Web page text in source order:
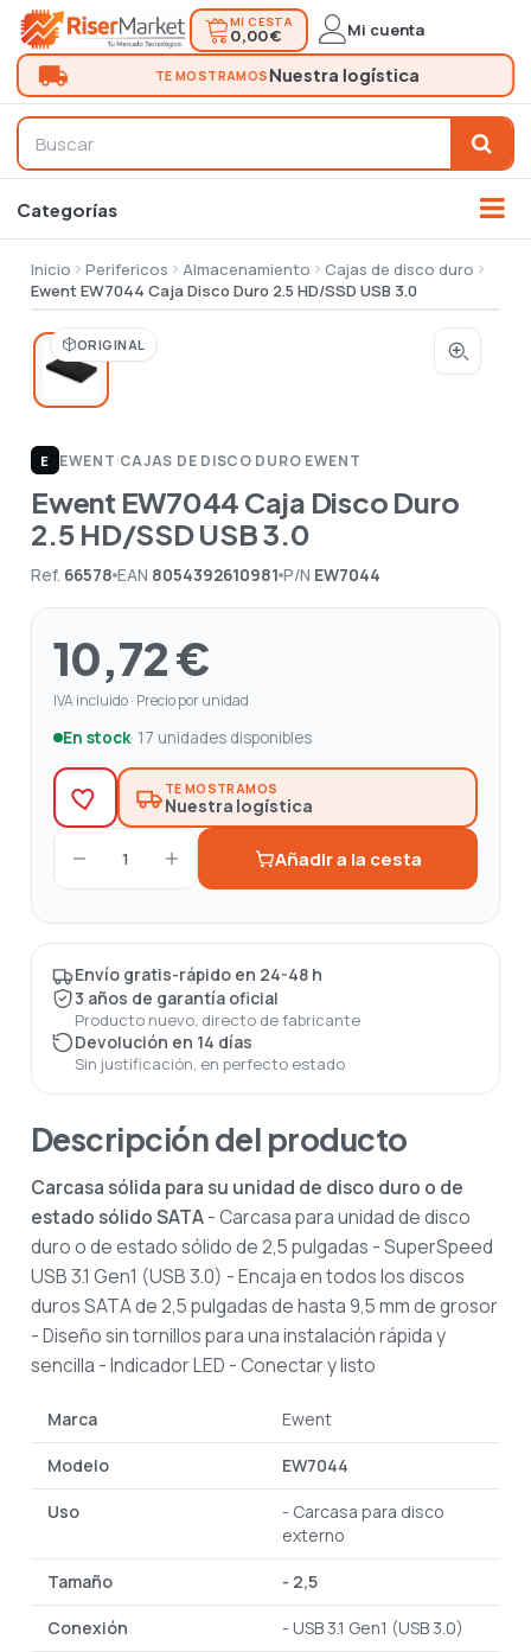
MI CESTA
0,00 € Mi cuenta
Inicio Perifericos Almacenamiento
Cajas de disco duro
Ewent EW7044 Caja Disco Duro 2.5 HD/SSD USB 3.0
ORIGINAL
E EWENT|CAJAS DE DISCO DURO EWENT
Ewent EW7044 Caja Disco Duro
2.5 HD/SSD USB 3.0
Ref. 66578 EAN 8054392610981 P/N EW7044
10,72 €
IVA incluido · Precio por unidad
En stock· 17 unidades disponibles
TE MOSTRAMOS
Nuestra logística
1 Añadir a la cesta
Envío gratis-rápido en 24-48 h
3 años de garantía oficial
Producto nuevo, directo de fabricante
Devolución en 14 días
Sin justificación, en perfecto estado
Descripción del producto
Carcasa sólida para su unidad de disco duro o de
estado sólido SATA- Carcasa para unidad de disco
duro o de estado sólido de 2,5 pulgadas - SuperSpeed
USB 3.1 Gen1 (USB 3.0) - Encaja en todos los discos
duros SATA de 2,5 pulgadas de hasta 9,5 mm de grosor
- Diseño sin tornillos para una instalación rápida y
sencilla - Indicador LED - Conectar y listo
Marca Ewent
Modelo EW7044
Uso
- Carcasa para disco
externo
Tamaño - 2,5
Conexión - USB 3.1 Gen1 (USB 3.0)